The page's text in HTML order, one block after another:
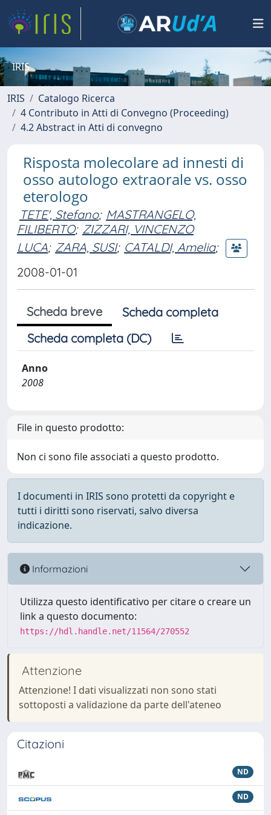
IRIS
IRIS
Catalogo Ricerca
4 Contributo in Atti di Convegno (Proceeding)
4.2 Abstract in Atti di convegno
Risposta molecolare ad innesti di
osso autologo extraorale vs. osso
eterologo
TETE', Stefano; MASTRANGELO,
FILIBERTO; ZIZZARI, VINCENZO
LUCA; ZARA, SUSI; CATALDI, Amelia;
2008-01-01
Scheda breve
Scheda completa
Scheda completa (DC)
Anno
2008
File in questo prodotto:
Non ci sono file associati a questo prodotto.
I documenti in IRIS sono protetti da copyright e
tutti i diritti sono riservati, salvo diversa
indicazione.
Informazioni
Utilizza questo identificativo per citare o creare un
link a questo documento:
https://hdl.handle.net/11564/270552
Attenzione
Attenzione! I dati visualizzati non sono stati
sottoposti a validazione da parte dell'ateneo
Citazioni
ND
ND